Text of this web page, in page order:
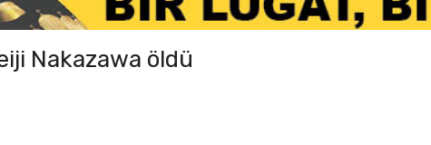
Nakazawa öldü